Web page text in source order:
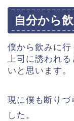
自分から
僕から飲みに行
上司に誘われ
いと思います。
現に僕も断りづ
した。